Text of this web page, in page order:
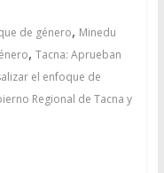
de género, Minedu
, Tacna: Aprueban
el enfoque de
Regional de Tacna y